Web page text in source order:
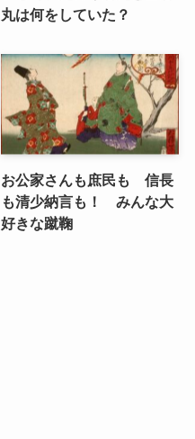
丸は何をしていた？
お公家さんも庶民も 信長
も清少納言も！ みんな大
好きな蹴鞠